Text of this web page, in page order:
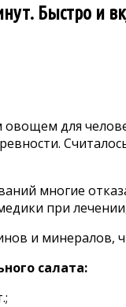
Быстро и
для
многие
при
и минералов,
салата: